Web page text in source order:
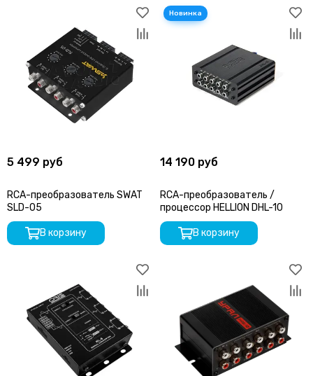
5 499 руб
RCA-преобразователь SWAT
SLD-05
В корзину
14 190 руб
RCA-преобразователь /
процессор HELLION DHL-10
В корзину